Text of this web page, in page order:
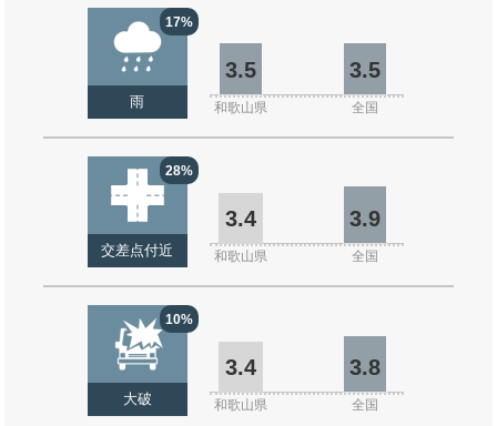
17%
雨
3.5 3.5
和歌山県 全国
28%
交差点付近
3.4 3.9
和歌山県 全国
10%
大破
3.4 3.8
和歌山県 全国